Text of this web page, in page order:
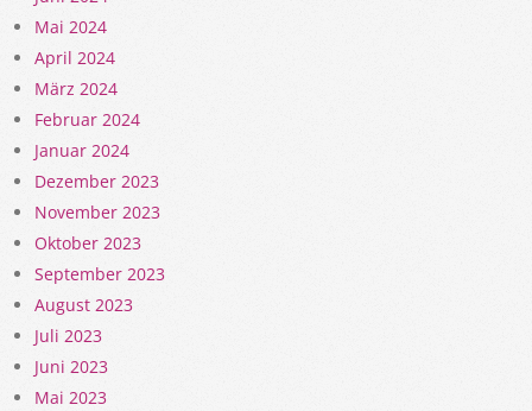
Mai 2024
April 2024
März 2024
Februar 2024
Januar 2024
Dezember 2023
November 2023
Oktober 2023
September 2023
August 2023
Juli 2023
Juni 2023
Mai 2023